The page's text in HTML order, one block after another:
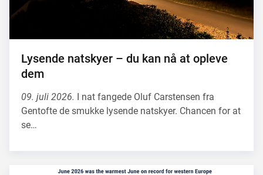
Lysende natskyer – du kan nå at opleve
dem
09. juli 2026. I nat fangede Oluf Carstensen fra
Gentofte de smukke lysende natskyer. Chancen for at
se…